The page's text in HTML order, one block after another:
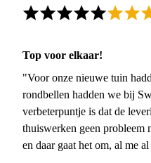
Top voor elkaar!
"Voor onze nieuwe tuin
rondbellen hadden we bij
verbeterpuntje is dat de
thuiswerken geen probleem
en daar gaat het om, al me